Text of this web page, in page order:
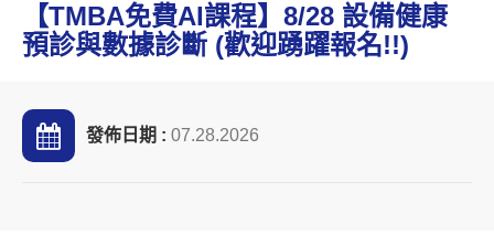
【TMBA免費AI課程】8/28 設備健康
預診與數據診斷 (歡迎踴躍報名!!)
發佈日期 : 07.28.2026